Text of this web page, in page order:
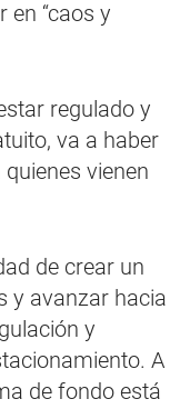
en “caos y
regulado y
va a haber
vienen
de crear un
y avanzar hacia
y
A
de fondo está